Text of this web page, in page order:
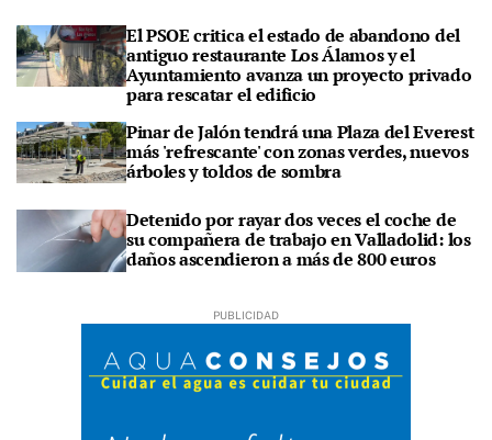
El PSOE critica el estado de abandono del
antiguo restaurante Los Álamos y el
Ayuntamiento avanza un proyecto privado
para rescatar el edificio
Pinar de Jalón tendrá una Plaza del Everest
más 'refrescante' con zonas verdes, nuevos
árboles y toldos de sombra
Detenido por rayar dos veces el coche de
su compañera de trabajo en Valladolid: los
daños ascendieron a más de 800 euros